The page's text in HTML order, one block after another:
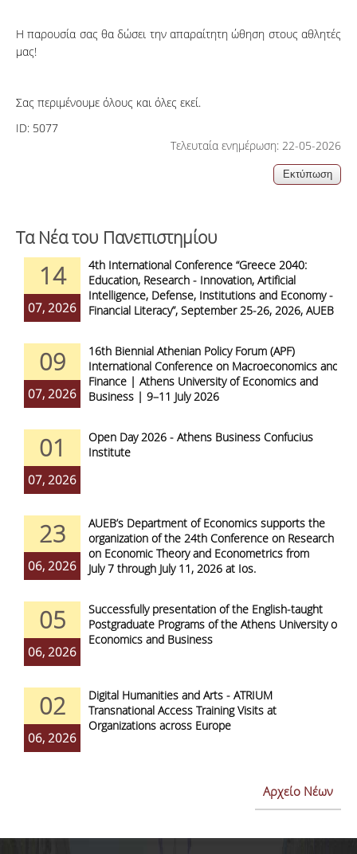
Η παρουσία σας θα δώσει την απαραίτητη ώθηση στους αθλητές
μας!
Σας περιμένουμε όλους και όλες εκεί.
ID: 5077
Τελευταία ενημέρωση: 22-05-2026
Τα Νέα του Πανεπιστημίου
14
07, 2026
4th International Conference “Greece 2040:
Education, Research - Innovation, Artificial
Intelligence, Defense, Institutions and Economy -
Financial Literacy”, September 25-26, 2026, AUEB
09
07, 2026
16th Biennial Athenian Policy Forum (APF)
International Conference on Macroeconomics and
Finance | Athens University of Economics and
Business | 9–11 July 2026
01
07, 2026
Open Day 2026 - Athens Business Confucius
Institute
23
06, 2026
AUEB’s Department of Economics supports the
organization of the 24th Conference on Research
on Economic Theory and Econometrics from
July 7 through July 11, 2026 at Ios.
05
06, 2026
Successfully presentation of the English-taught
Postgraduate Programs of the Athens University of
Economics and Business
02
06, 2026
Digital Humanities and Arts - ATRIUM
Transnational Access Training Visits at
Organizations across Europe
Αρχείο Νέων